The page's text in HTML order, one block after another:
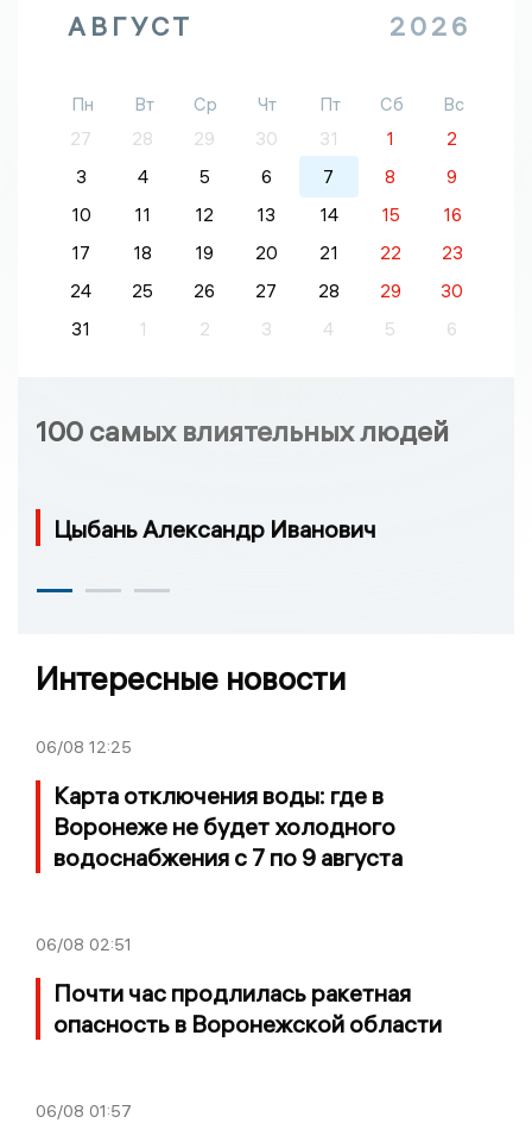
АВГУСТ 2026
Пн Вт Ср Чт Пт Сб
Вс
27
28 29 30 31 1
2
3
4 5 6 7 8
9
10
11 12 13 14 15
16
17
18 19 20 21 22
23
24
25 26 27 28 29
30
31
1 2 3 4 5 6
100 самых влиятельных людей
Цыбань Александр Иванович
Интересные новости
06/08 12:25
Карта отключения воды: где в
Воронеже не будет холодного
водоснабжения с 7 по 9 августа
06/08 02:51
Почти час продлилась ракетная
опасность в Воронежской области
06/08 01:57